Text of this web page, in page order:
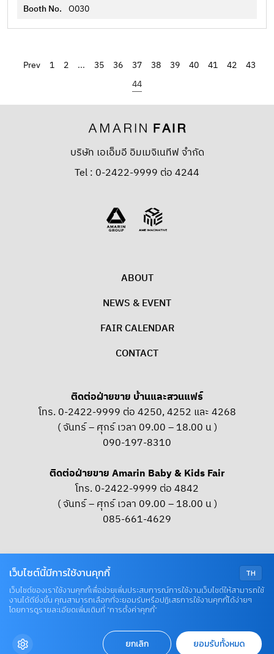
Booth No. O030
1 2 ... 35 36 37 38 39 40 41 42
43
44
บริษัท เอเอ็มอี อิมเมจิเนทีฟ จำกัด
Tel : 0-2422-9999 ต่อ 4244
ABOUT
NEWS & EVENT
FAIR CALENDAR
CONTACT
ติดต่อฝ่ายขาย บ้านและสวนแฟร์
โทร. 0-2422-9999 ต่อ 4250, 4252 และ 4268
( จันทร์ – ศุกร์ เวลา 09.00 – 18.00 น )
090-197-8310
ติดต่อฝ่ายขาย Amarin Baby & Kids Fair
โทร. 0-2422-9999 ต่อ 4842
( จันทร์ – ศุกร์ เวลา 09.00 – 18.00 น )
085-661-4629
© COPYRIGHT 2026 AME IMAGINATIVE COMPANY LIMITED
TH
เว็บไซต์นี้มีการใช้งานคุกกี้
เว็บไซต์ของเราใช้งานคุกกี้เพื่อช่วยเพิ่มประสบการณ์การใช้งานเว็บไซต์ให้สามารถใช้
งานได้ดียิ่งขึ้น คุณสามารถเลือกที่จะยอมรับหรือปฏิเสธการใช้งานคุกกี้ได้ง่ายๆ
โดยการดูรายละเอียดเพิ่มเติมที่ “การตั้งค่าคุกกี้”
ยกเลิก ยอมรับทั้งหมด